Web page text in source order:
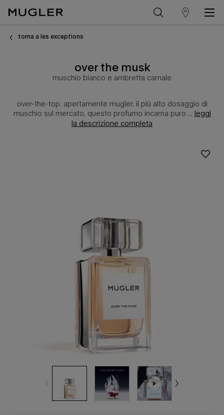
trova
torna a les exceptions
over the musk
muschio bianco e ambretta carnale
over-the-top. apertamente mugler. il più alto dosaggio di
muschio sul mercato, questo profumo incarna puro ... leggi
la descrizione completa